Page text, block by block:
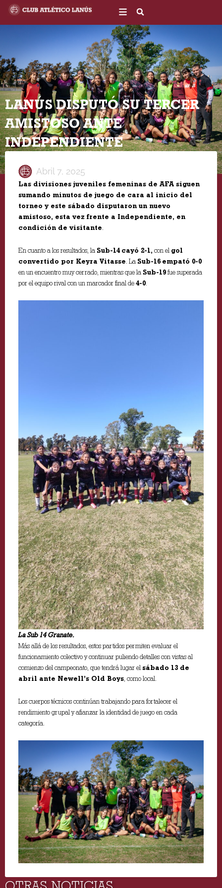
contenido
LANÚS DISPUTÓ SU TERCER
AMISTOSO ANTE
INDEPENDIENTE
Abril 7, 2025
Las divisiones juveniles femeninas de AFA siguen
sumando minutos de juego de cara al inicio del
torneo y este sábado disputaron un nuevo
amistoso, esta vez frente a Independiente, en
condición de visitante.
En cuanto a los resultados, la Sub-14 cayó 2-1, con el gol
convertido por Keyra Vitasse. La Sub-16 empató 0-0
en un encuentro muy cerrado, mientras que la Sub-19fue superada
por el equipo rival con un marcador final de4-0.
La Sub 14 Granate.
Más allá de los resultados, estos partidos permiten evaluar el
funcionamiento colectivo y continuar puliendo detalles con vistas al
comienzo del campeonato, que tendrá lugar el sábado 13 de
abril ante Newell’s Old Boys, como local.
Los cuerpos técnicos continúan trabajando para fortalecer el
rendimiento grupal y afianzar la identidad de juego en cada
categoría.